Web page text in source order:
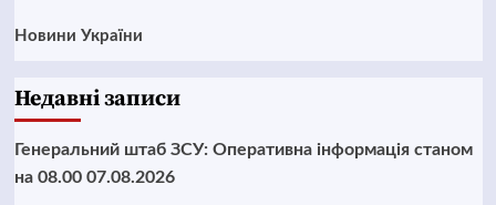
Новини України
Недавні записи
Генеральний штаб ЗСУ: Оперативна інформація станом
на 08.00 07.08.2026